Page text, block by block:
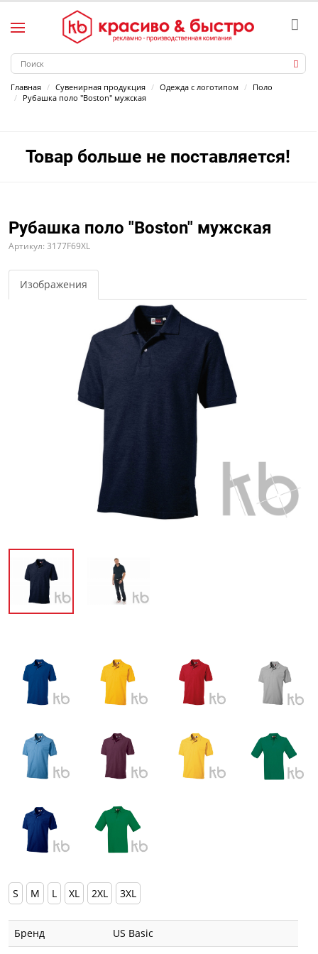
Главная Сувенирная продукция Одежда с логотипом
Поло
Рубашка поло "Boston" мужская
Товар больше не поставляется!
Рубашка поло "Boston" мужская
Артикул: 3177F69XL
Изображения
S M L XL 2XL 3XL
Бренд
US Basic